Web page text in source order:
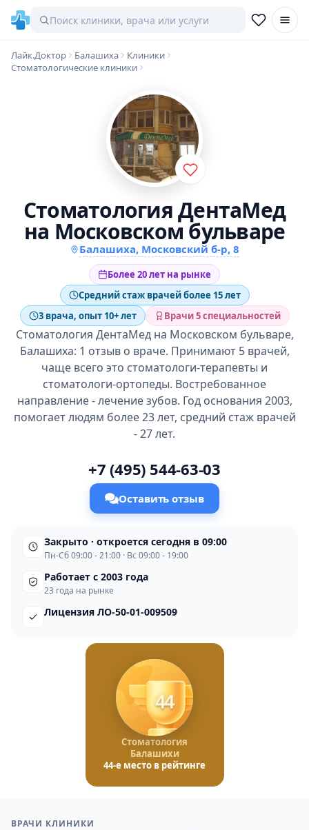
Лайк.Доктор Балашиха
Клиники
Стоматологические клиники
Стоматология ДентаМед
на Московском бульваре
Балашиха, Московский б-р, 8
Более 20 лет на рынке
Средний стаж врачей более 15 лет
3 врача, опыт 10+ лет
Врачи 5 специальностей
Стоматология ДентаМед на Московском бульваре,
Балашиха: 1 отзыв о враче. Принимают 5 врачей,
чаще всего это стоматологи-терапевты и
стоматологи-ортопеды. Востребованное
направление - лечение зубов. Год основания 2003,
помогает людям более 23 лет, средний стаж врачей
- 27 лет.
+7 (495) 544-63-03
Оставить отзыв
Закрыто · откроется сегодня в 09:00
Пн-Сб 09:00 - 21:00 · Вс 09:00 - 19:00
Работает с 2003 года
23 года на рынке
Лицензия ЛО-50-01-009509
44
Стоматология
Балашихи
44-е место в рейтинге
ВРАЧИ КЛИНИКИ